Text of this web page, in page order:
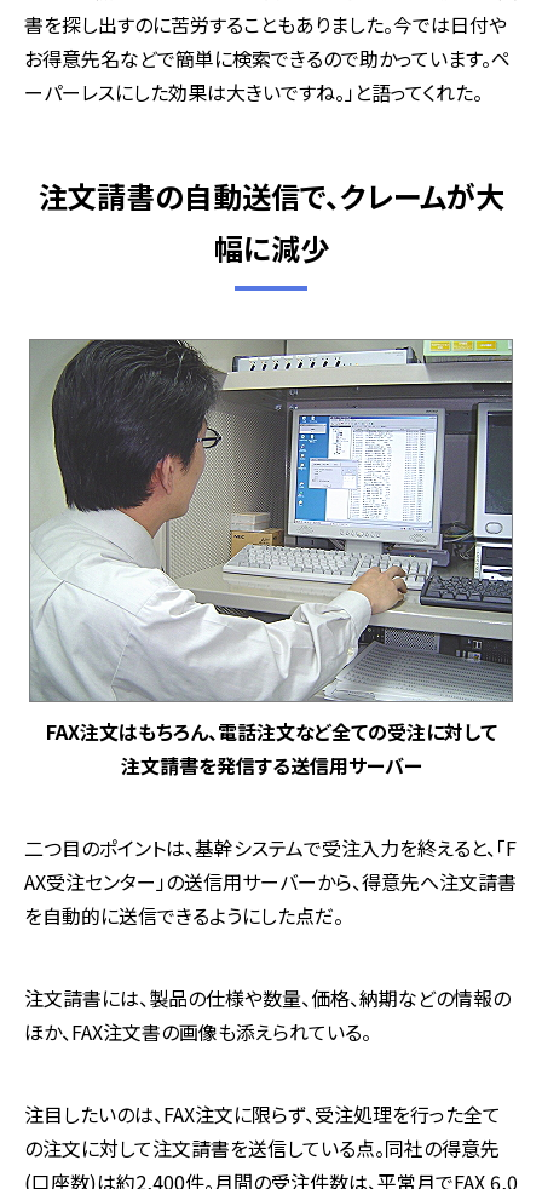
書を探し出すのに苦労することもありました。今では日付や
お得意先名などで簡単に検索できるので助かっています。ペ
ーパーレスにした効果は大きいですね。」と語ってくれた。
注文請書の自動送信で、クレームが大
幅に減少
FAX注文はもちろん、電話注文など全ての受注に対して
注文請書を発信する送信用サーバー
二つ目のポイントは、基幹システムで受注入力を終えると、「F
AX受注センター」の送信用サーバーから、得意先へ注文請書
を自動的に送信できるようにした点だ。
注文請書には、製品の仕様や数量、価格、納期などの情報の
ほか、FAX注文書の画像も添えられている。
注目したいのは、FAX注文に限らず、受注処理を行った全て
の注文に対して注文請書を送信している点。同社の得意先
(口座数)は約2,400件。月間の受注件数は、平常月でFAX 6,0